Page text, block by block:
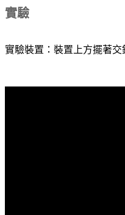
實驗
實驗裝置：裝置上方擺著